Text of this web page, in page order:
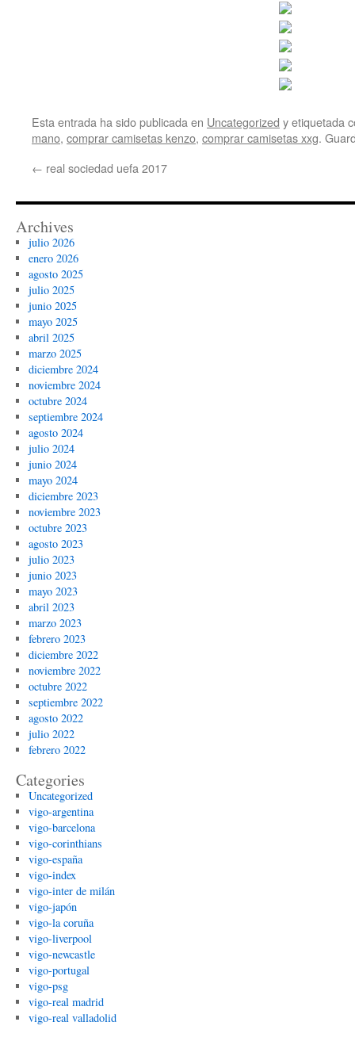
Esta entrada ha sido publicada en Uncategorized y etiquetada
mano, comprar camisetas kenzo, comprar camisetas xxg.
← real sociedad uefa 2017
Archives
julio 2026
enero 2026
agosto 2025
julio 2025
junio 2025
mayo 2025
abril 2025
marzo 2025
diciembre 2024
noviembre 2024
octubre 2024
septiembre 2024
agosto 2024
julio 2024
junio 2024
mayo 2024
diciembre 2023
noviembre 2023
octubre 2023
agosto 2023
julio 2023
junio 2023
mayo 2023
abril 2023
marzo 2023
febrero 2023
diciembre 2022
noviembre 2022
octubre 2022
septiembre 2022
agosto 2022
julio 2022
febrero 2022
Categories
Uncategorized
vigo-argentina
vigo-barcelona
vigo-corinthians
vigo-españa
vigo-index
vigo-inter de milán
vigo-japón
vigo-la coruña
vigo-liverpool
vigo-newcastle
vigo-portugal
vigo-psg
vigo-real madrid
vigo-real valladolid